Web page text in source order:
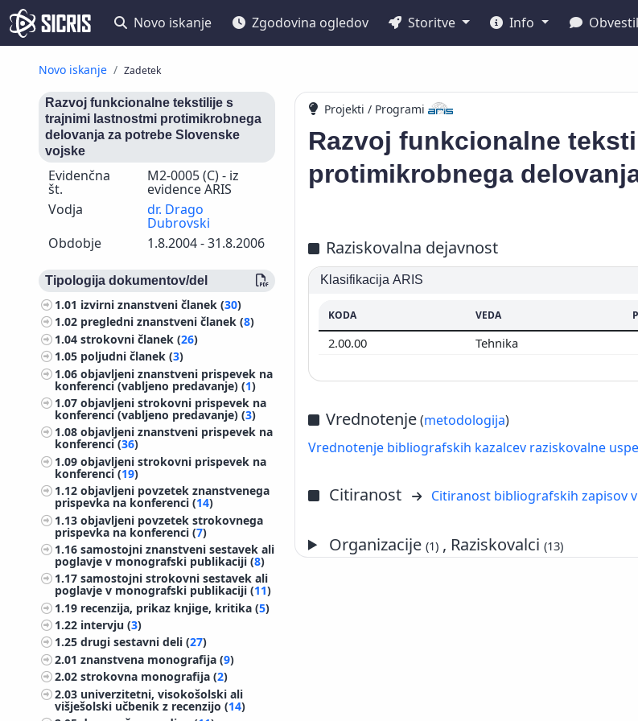
Novo iskanje Zgodovina ogledov Storitve Info
Novo iskanje Zadetek
Razvoj funkcionalne tekstilije s
trajnimi lastnostmi protimikrobnega
delovanja za potrebe Slovenske
vojske
Evidenčna
št.
M2-0005 (C) - iz
evidence ARIS
Vodja
dr. Drago
Dubrovski
Obdobje
1.8.2004 - 31.8.2006
Tipologija dokumentov/del
1.01 izvirni znanstveni članek (30)
1.02 pregledni znanstveni članek (8)
1.04strokovni članek (26)
1.05 poljudni članek (3)
1.06objavljeni znanstveni prispevek na
konferenci (vabljeno predavanje) (1)
1.07objavljeni strokovni prispevek na
konferenci (vabljeno predavanje) (3)
1.08objavljeni znanstveni prispevek na
konferenci (36)
1.09objavljeni strokovni prispevek na
konferenci (19)
1.12objavljeni povzetek znanstvenega
prispevka na konferenci (14)
1.13objavljeni povzetek strokovnega
prispevka na konferenci (7)
1.16samostojni znanstveni sestavek ali
poglavje v monografski publikaciji (8)
1.17samostojni strokovni sestavek ali
poglavje v monografski publikaciji (11)
1.19 recenzija, prikaz knjige, kritika (5)
1.22 intervju (3)
1.25drugi sestavni deli (27)
2.01znanstvena monografija (9)
2.02strokovna monografija (2)
2.03 univerzitetni, visokošolski ali
višješolski učbenik z recenzijo (14)
Projekti / Programi
Razvoj funkcionalne
protimikrobnega
Raziskovalna dejavnost
Klasifikacija ARIS
KODA VEDA
2.00.00 Tehnika
Vrednotenje(metodologija)
Vrednotenje bibliografskih kazalcev raziskovalne
Citiranost Citiranost bibliografskih zapisov
Organizacije(1) , Raziskovalci(13)